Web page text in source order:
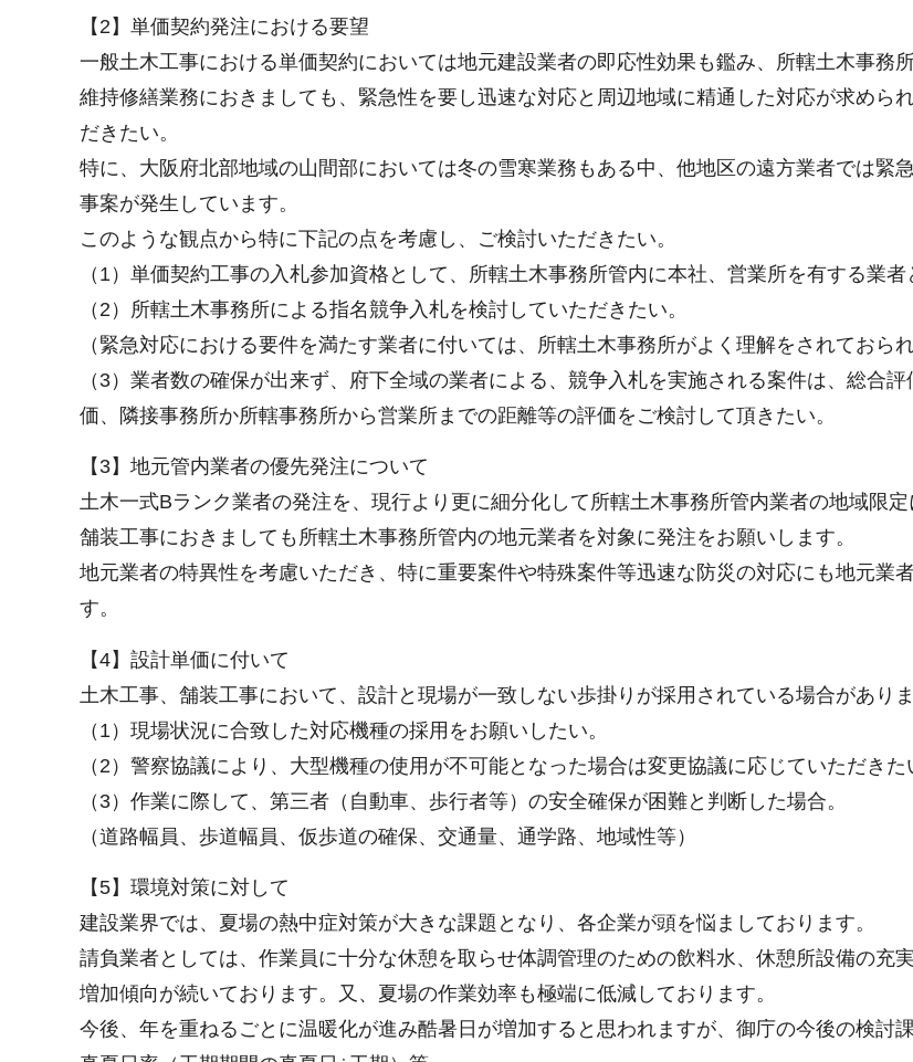
【2】単価契約発注における要望
一般土木工事における単価契約においては地元建設業者の即応性効果も鑑み、所轄土木事務
維持修繕業務におきましても、緊急性を要し迅速な対応と周辺地域に精通した対応が求めら
だきたい。
特に、大阪府北部地域の山間部においては冬の雪寒業務もある中、他地区の遠方業者では緊
事案が発生しています。
このような観点から特に下記の点を考慮し、ご検討いただきたい。
（1）単価契約工事の入札参加資格として、所轄土木事務所管内に本社、営業所を有する業
（2）所轄土木事務所による指名競争入札を検討していただきたい。
（緊急対応における要件を満たす業者に付いては、所轄土木事務所がよく理解をされておら
（3）業者数の確保が出来ず、府下全域の業者による、競争入札を実施される案件は、総合
価、隣接事務所か所轄事務所から営業所までの距離等の評価をご検討して頂きたい。
【3】地元管内業者の優先発注について
土木一式Bランク業者の発注を、現行より更に細分化して所轄土木事務所管内業者の地域限定
舗装工事におきましても所轄土木事務所管内の地元業者を対象に発注をお願いします。
地元業者の特異性を考慮いただき、特に重要案件や特殊案件等迅速な防災の対応にも地元業
す。
【4】設計単価に付いて
土木工事、舗装工事において、設計と現場が一致しない歩掛りが採用されている場合があり
（1）現場状況に合致した対応機種の採用をお願いしたい。
（2）警察協議により、大型機種の使用が不可能となった場合は変更協議に応じていただきた
（3）作業に際して、第三者（自動車、歩行者等）の安全確保が困難と判断した場合。
（道路幅員、歩道幅員、仮歩道の確保、交通量、通学路、地域性等）
【5】環境対策に対して
建設業界では、夏場の熱中症対策が大きな課題となり、各企業が頭を悩ましております。
請負業者としては、作業員に十分な休憩を取らせ体調管理のための飲料水、休憩所設備の充
増加傾向が続いております。又、夏場の作業効率も極端に低減しております。
今後、年を重ねるごとに温暖化が進み酷暑日が増加すると思われますが、御庁の今後の検討